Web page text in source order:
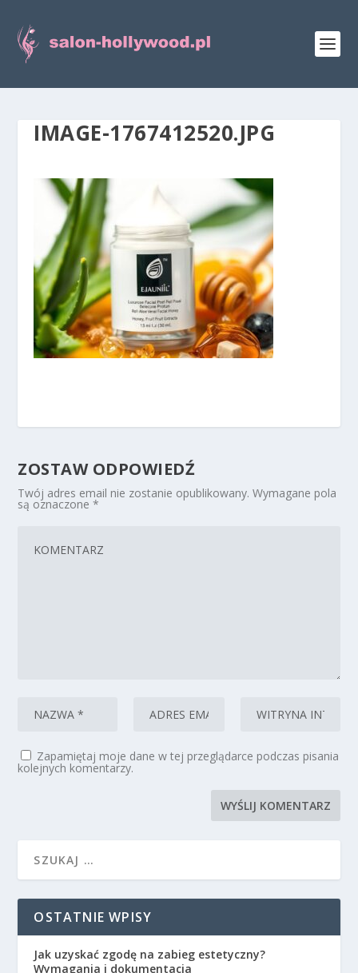
IMAGE-1767412520.JPG
ZOSTAW ODPOWIEDŹ
Twój adres email nie zostanie opublikowany. Wymagane pola
są oznaczone*
Zapamiętaj moje dane w tej przeglądarce podczas pisania
kolejnych komentarzy.
OSTATNIE WPISY
Jak uzyskać zgodę na zabieg estetyczny?
Wymagania i dokumentacja